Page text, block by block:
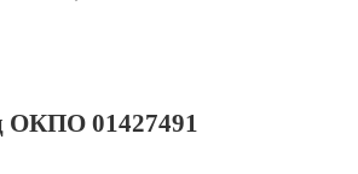
ОКПО 01427491